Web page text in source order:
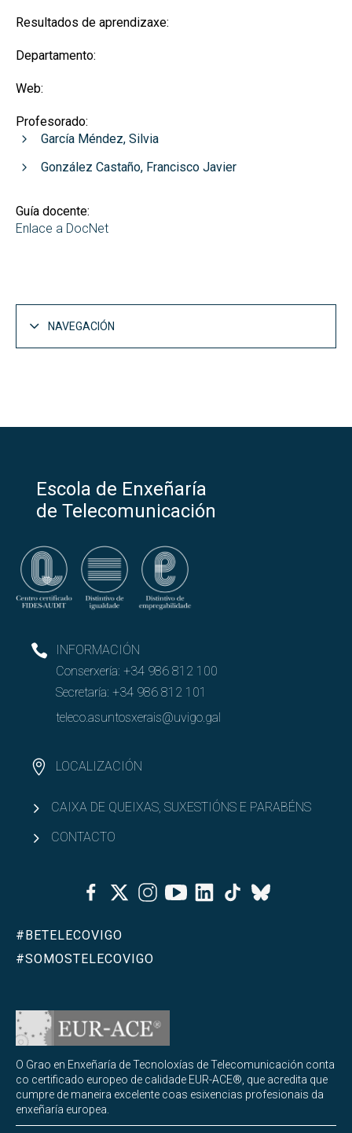
Resultados de aprendizaxe:
Departamento:
Web:
Profesorado:
García Méndez, Silvia
González Castaño, Francisco Javier
Guía docente:
Enlace a DocNet
NAVEGACIÓN
Escola de Enxeñaría
de Telecomunicación
INFORMACIÓN
Conserxería: +34 986 812 100
Secretaría: +34 986 812 101
teleco.asuntosxerais@uvigo.gal
LOCALIZACIÓN
CAIXA DE QUEIXAS, SUXESTIÓNS E PARABÉNS
CONTACTO
FacebookTwitterInstagramYoutubeLinkedinTiktok
Bluesky
#BETELECOVIGO
#SOMOSTELECOVIGO
O Grao en Enxeñaría de Tecnoloxías de Telecomunicación conta
co certificado europeo de calidade EUR-ACE®, que acredita que
cumpre de maneira excelente coas esixencias profesionais da
enxeñaría europea.